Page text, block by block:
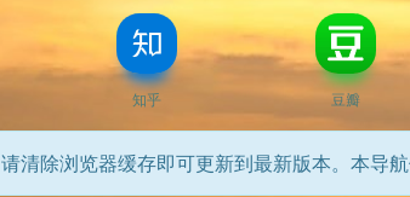
知乎 豆瓣
请清除浏览器缓存即可更新到最新版本。本导